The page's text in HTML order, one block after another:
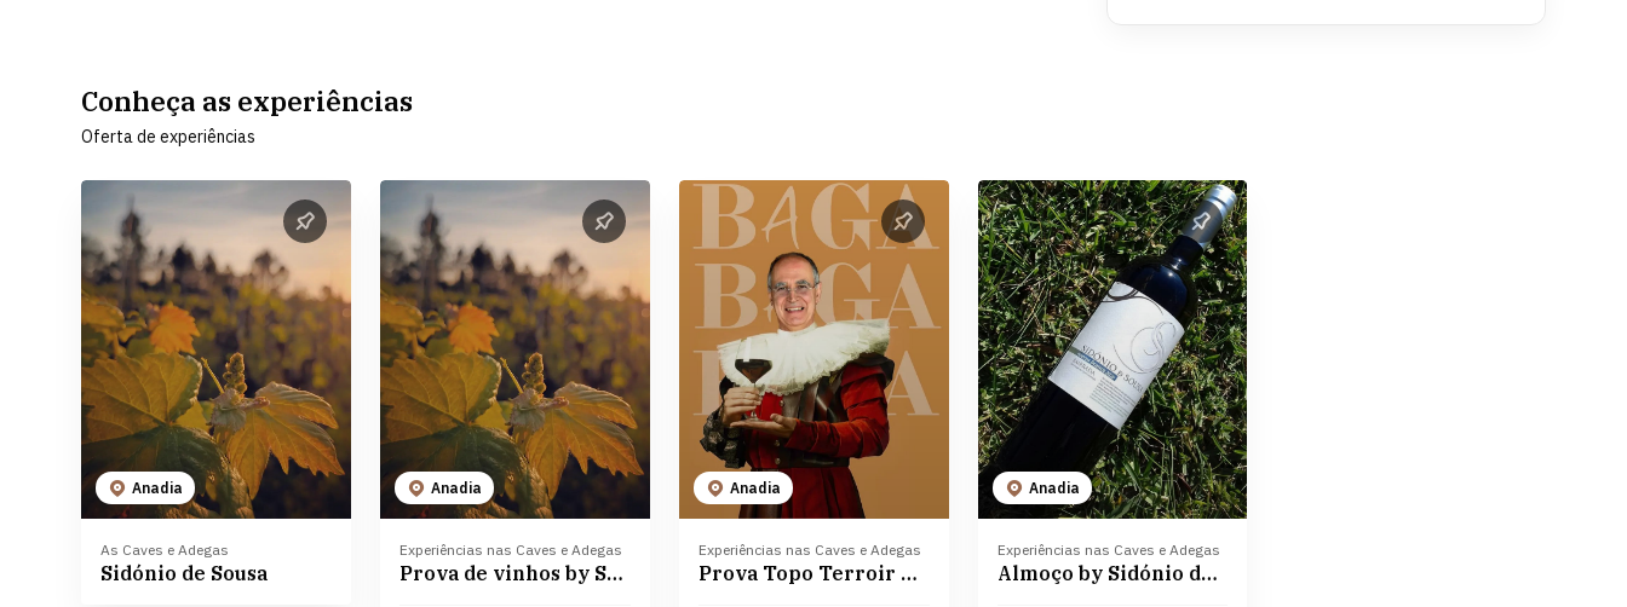
Conheça as experiências
Oferta de experiências
Anadia
As Caves e Adegas
Sidónio de Sousa
Anadia
Experiências nas Caves e Adegas
Prova de vinhos by Sidónio de Sousa
Anadia
Experiências nas Caves e Adegas
Prova Topo Terroir da Bairrada by Sidónio de Sousa
Anadia
Experiências nas Caves e Adegas
Almoço by Sidónio de Sousa